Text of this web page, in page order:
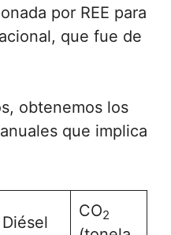
por REE para
que fue de
obtenemos los
que implica
Diésel
CO2